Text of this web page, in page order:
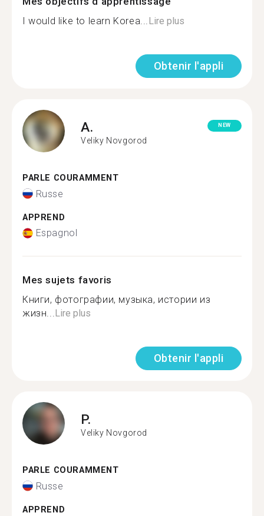
I would like to learn Korea...Lire plus
Obtenir l'appli
A.
Veliky Novgorod
NEW
PARLE COURAMMENT
Russe
APPREND
Espagnol
Mes sujets favoris
Книги, фотографии, музыка, истории из
жизн...Lire plus
Obtenir l'appli
P.
Veliky Novgorod
PARLE COURAMMENT
Russe
APPREND